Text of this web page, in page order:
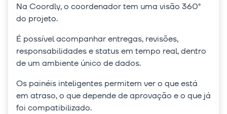
Na Coordly, o coordenador tem uma visão 360°
do projeto.
É possível acompanhar entregas, revisões,
responsabilidades e status em tempo real, dentro
de um ambiente único de dados.
Os painéis inteligentes permitem ver o que está
em atraso, o que depende de aprovação e o que já
foi compatibilizado.